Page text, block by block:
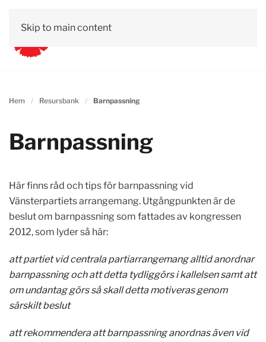
Skip to main content
Hem Resursbank Barnpassning
Barnpassning
Här finns råd och tips för barnpassning vid
Vänsterpartiets arrangemang. Utgångpunkten är de
beslut om barnpassning som fattades av kongressen
2012, som lyder så här:
att partiet vid centrala partiarrangemang alltid anordnar
barnpassning och att detta tydliggörs i kallelsen samt att
om undantag görs så skall detta motiveras genom
särskilt beslut
att rekommendera att barnpassning anordnas även vid